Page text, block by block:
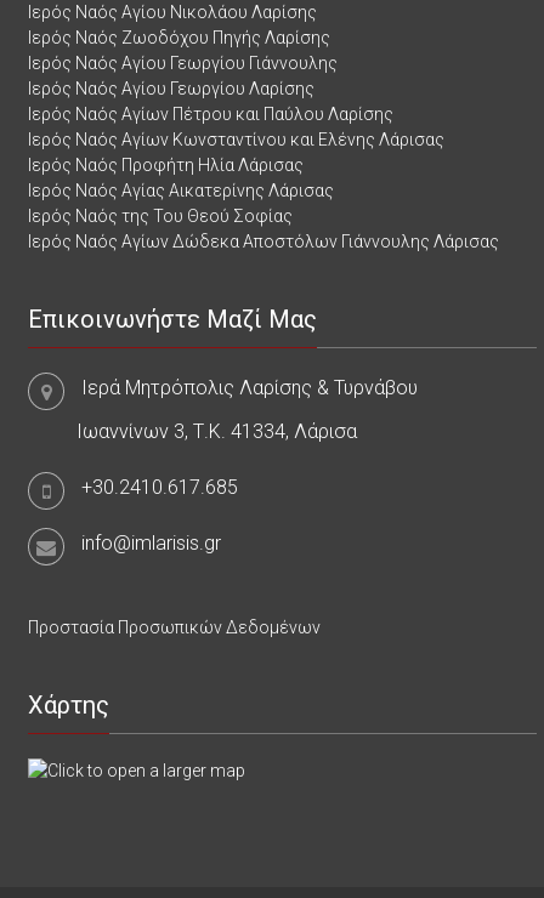
Ιερός Ναός Αγίου Νικολάου Λαρίσης
Ιερός Ναός Ζωοδόχου Πηγής Λαρίσης
Ιερός Ναός Αγίου Γεωργίου Γιάννουλης
Ιερός Ναός Αγίου Γεωργίου Λαρίσης
Ιερός Ναός Αγίων Πέτρου και Παύλου Λαρίσης
Ιερός Ναός Αγίων Κωνσταντίνου και Ελένης Λάρισας
Ιερός Ναός Προφήτη Ηλία Λάρισας
Ιερός Ναός Αγίας Αικατερίνης Λάρισας
Ιερός Ναός της Του Θεού Σοφίας
Ιερός Ναός Αγίων Δώδεκα Αποστόλων Γιάννουλης Λάρισας
Επικοινωνήστε Μαζί Μας
Ιερά Μητρόπολις Λαρίσης & Τυρνάβου
Ιωαννίνων 3, Τ.Κ. 41334, Λάρισα
+30.2410.617.685
info@imlarisis.gr
Προστασία Προσωπικών Δεδομένων
Χάρτης